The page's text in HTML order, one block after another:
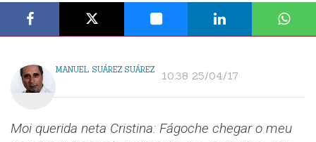
MANUEL SUÁREZ SUÁREZ 10:38 25/04/17
Moi querida neta Cristina: Fágoche chegar o meu